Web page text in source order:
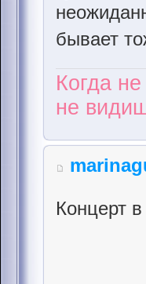
бывает
Когда
не
Концерт